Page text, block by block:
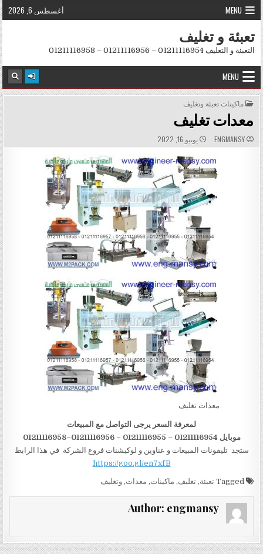
Skip to content
MENU أغسطس 6, 2026
تعبئة و تغليف
التعبئة و التغليف 01211116954 – 01211116956 – 01211116958
MENU
POSTED IN
ماكينات تعبئة وتغليف
معدات تغليف
AUTHOR:
ENGMANSY
PUBLISHED DATE:
يونيو 16, 2022
معدات تغليف
لمعرفة السعر يرجى التواصل مع المبيعات
موبايل 01211116954 – 01211116955 – 01211116956–01211116958
ستجد تليفونات المبيعات و عناوين و لوكيشنات فروع الشركة في هذا الرابط
https://goo.gl/en7xfB
Tagged تعبئة,تغليف, ماكينات, معدات,وتغليف
Author: engmansy